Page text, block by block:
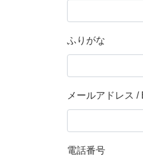
ふりがな
メールアドレス /
電話番号